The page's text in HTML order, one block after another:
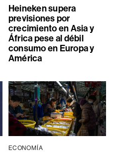
Heineken supera
previsiones por
crecimiento en Asia y
África pese al débil
consumo en Europa y
América
ECONOMÍA